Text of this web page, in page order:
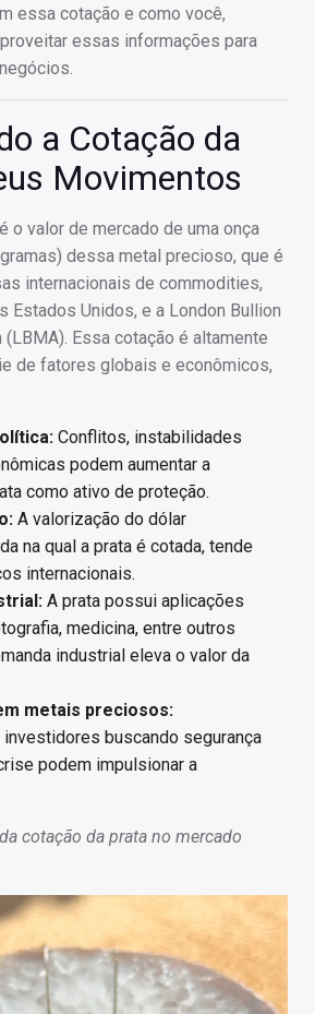
essa cotação e como você,
essas informações para
a Cotação da
Movimentos
o valor de mercado de uma onça
dessa metal precioso, que é
internacionais de commodities,
Estados Unidos, e a London Bullion
Essa cotação é altamente
de fatores globais e econômicos,
Conflitos, instabilidades
podem aumentar a
como ativo de proteção.
A valorização do dólar
na qual a prata é cotada, tende
internacionais.
A prata possui aplicações
medicina, entre outros
industrial eleva o valor da
metais preciosos:
buscando segurança
podem impulsionar a
cotação da prata no mercado